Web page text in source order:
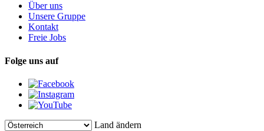
Über uns
Unsere Gruppe
Kontakt
Freie Jobs
Folge uns auf
Land ändern